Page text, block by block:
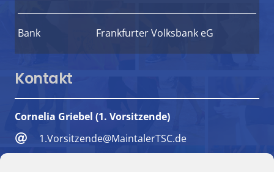
Bank Frankfurter Volksbank eG
Kontakt
Cornelia Griebel (1. Vorsitzende)
1.Vorsitzende@MaintalerTSC.de